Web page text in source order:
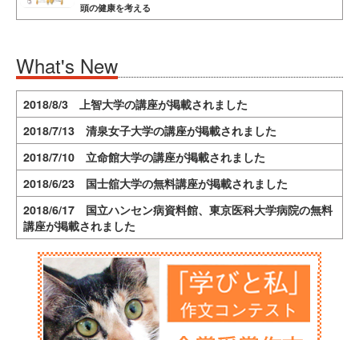
頭の健康を考える
What's New
2018/8/3 上智大学の講座が掲載されました
2018/7/13 清泉女子大学の講座が掲載されました
2018/7/10 立命館大学の講座が掲載されました
2018/6/23 国士舘大学の無料講座が掲載されました
2018/6/17 国立ハンセン病資料館、東京医科大学病院の無料
講座が掲載されました